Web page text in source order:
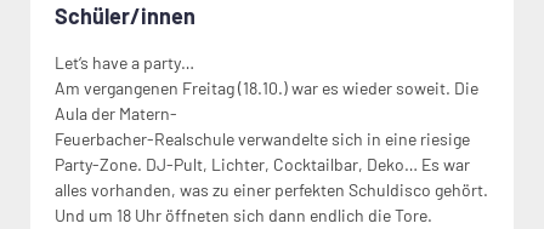
Schüler/innen
Let‘s have a party…
Am vergangenen Freitag (18.10.) war es wieder soweit. Die
Aula der Matern-
Feuerbacher-Realschule verwandelte sich in eine riesige
Party-Zone. DJ-Pult, Lichter, Cocktailbar, Deko… Es war
alles vorhanden, was zu einer perfekten Schuldisco gehört.
Und um 18 Uhr öffneten sich dann endlich die Tore.